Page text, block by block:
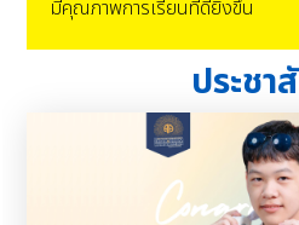
มีคุณภาพการเรียนที่ดียิ่งขึ้น
ประช